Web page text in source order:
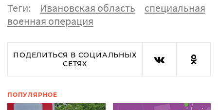
Теги: Ивановская область
специальная
военная операция
ПОДЕЛИТЬСЯ В СОЦИАЛЬНЫХ
СЕТЯХ
ПОПУЛЯРНОЕ